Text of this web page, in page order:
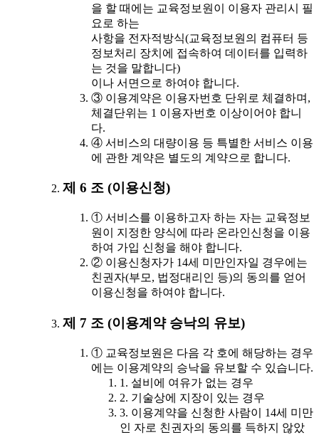
을 할 때에는 교육정보원이 이용자 관리시 필
요로 하는
사항을 전자적방식(교육정보원의 컴퓨터 등
정보처리 장치에 접속하여 데이터를 입력하
는 것을 말합니다)
이나 서면으로 하여야 합니다.
③ 이용계약은 이용자번호 단위로 체결하며,
체결단위는 1 이용자번호 이상이어야 합니
다.
④ 서비스의 대량이용 등 특별한 서비스 이용
에 관한 계약은 별도의 계약으로 합니다.
제 6 조 (이용신청)
① 서비스를 이용하고자 하는 자는 교육정보
원이 지정한 양식에 따라 온라인신청을 이용
하여 가입 신청을 해야 합니다.
② 이용신청자가 14세 미만인자일 경우에는
친권자(부모, 법정대리인 등)의 동의를 얻어
이용신청을 하여야 합니다.
제 7 조 (이용계약 승낙의 유보)
① 교육정보원은 다음 각 호에 해당하는 경우
에는 이용계약의 승낙을 유보할 수 있습니다.
1. 설비에 여유가 없는 경우
2. 기술상에 지장이 있는 경우
3. 이용계약을 신청한 사람이 14세 미만
인 자로 친권자의 동의를 득하지 않았